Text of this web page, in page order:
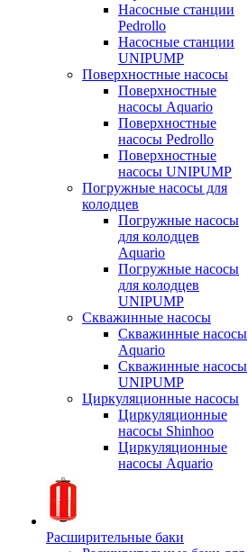
Насосные станции
Pedrollo
Насосные станции
UNIPUMP
Поверхностные насосы
Поверхностные
насосы Aquario
Поверхностные
насосы Pedrollo
Поверхностные
насосы UNIPUMP
Погружные насосы для
колодцев
Погружные насосы
для колодцев
Aquario
Погружные насосы
для колодцев
UNIPUMP
Скважинные насосы
Скважинные насосы
Aquario
Скважинные насосы
UNIPUMP
Циркуляционные насосы
Циркуляционные
насосы Shinhoo
Циркуляционные
насосы Aquario
Расширительные баки